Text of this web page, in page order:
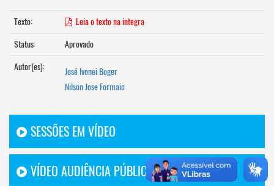
Texto:
Leia o texto na integra
Status:
Aprovado
Autor(es):
José Ivonei Boger
Nilson Jose Formaio
SESSÕES EM VÍDEO
VÍDEO AUDIÊNCIA PÚBLICA